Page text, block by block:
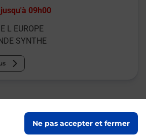
Ne pas accepter et fermer
jusqu'à 09h00
L EUROPE
SYNTHE